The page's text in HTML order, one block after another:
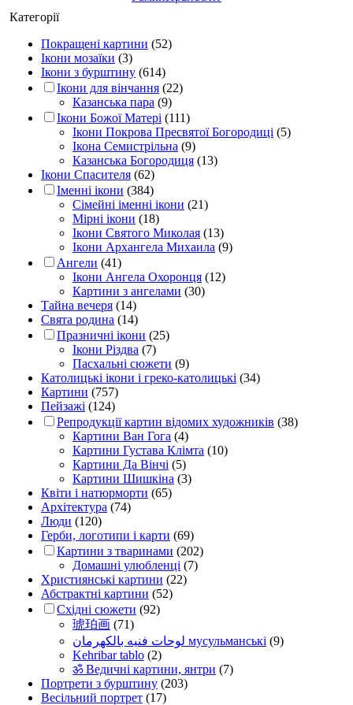
Категорії
Покращені картини (52)
Ікони мозаїки (3)
Ікони з бурштину (614)
Ікони для вінчання (22)
Казанська пара (9)
Ікони Божої Матері (111)
Ікони Покрова Пресвятої Богородиці (5)
Ікона Семистрільна (9)
Казанська Богородиця (13)
Ікони Спасителя (62)
Іменні ікони (384)
Сімейні іменні ікони (21)
Мірні ікони (18)
Ікони Святого Миколая (13)
Ікони Архангела Михаила (9)
Ангели (41)
Ікони Ангела Охоронця (12)
Картини з ангелами (30)
Тайна вечеря (14)
Свята родина (14)
Празничні ікони (25)
Ікони Різдва (7)
Пасхальні сюжети (9)
Католицькі ікони і греко-католицькі (34)
Картини (757)
Пейзажі (124)
Репродукції картин відомих художників (38)
Картини Ван Гога (4)
Картини Густава Клімта (10)
Картини Да Вінчі (5)
Картини Шишкіна (3)
Квіти і натюрморти (65)
Архітектура (74)
Люди (120)
Герби, логотипи і карти (69)
Картини з тваринами (202)
Домашні улюбленці (7)
Християнські картини (22)
Абстрактні картини (52)
Східні сюжети (92)
琥珀画 (71)
لوحات فنيه بالكهرمان мусульманські (9)
Kehribar tablo (2)
ॐ Ведичні картини, янтри (7)
Портрети з бурштину (203)
Весільний портрет (17)